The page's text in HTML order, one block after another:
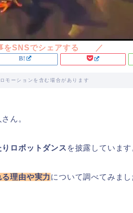
モーションを含む場合があります
ん。
ロボットダンス を披露しています
理由や実力について調べてみまし